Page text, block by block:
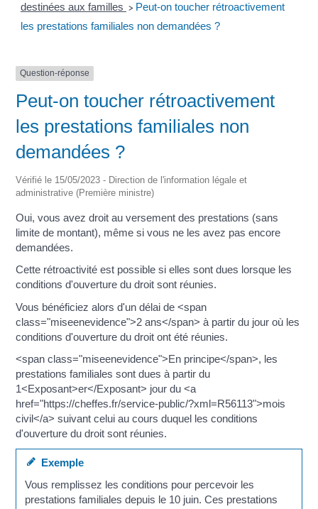
destinées aux familles > Peut-on toucher rétroactivement
les prestations familiales non demandées ?
Question-réponse
Peut-on toucher rétroactivement
les prestations familiales non
demandées ?
Vérifié le 15/05/2023 - Direction de l'information légale et
administrative (Première ministre)
Oui, vous avez droit au versement des prestations (sans
limite de montant), même si vous ne les avez pas encore
demandées.
Cette rétroactivité est possible si elles sont dues lorsque les
conditions d'ouverture du droit sont réunies.
Vous bénéficiez alors d'un délai de <span
class="miseenevidence">2 ans</span> à partir du jour où les
conditions d'ouverture du droit ont été réunies.
<span class="miseenevidence">En principe</span>, les
prestations familiales sont dues à partir du
1<Exposant>er</Exposant> jour du <a
href="https://cheffes.fr/service-public/?xml=R56113">mois
civil</a> suivant celui au cours duquel les conditions
d'ouverture du droit sont réunies.
Exemple
Vous remplissez les conditions pour percevoir les
prestations familiales depuis le 10 juin. Ces prestations